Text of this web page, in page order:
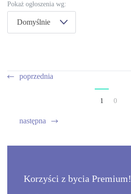
Pokaż ogłoszenia wg:
Domyślnie
poprzednia
1 0
następna
Korzyści z bycia Premium!